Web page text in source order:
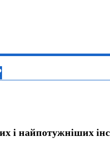
і найпотужніших